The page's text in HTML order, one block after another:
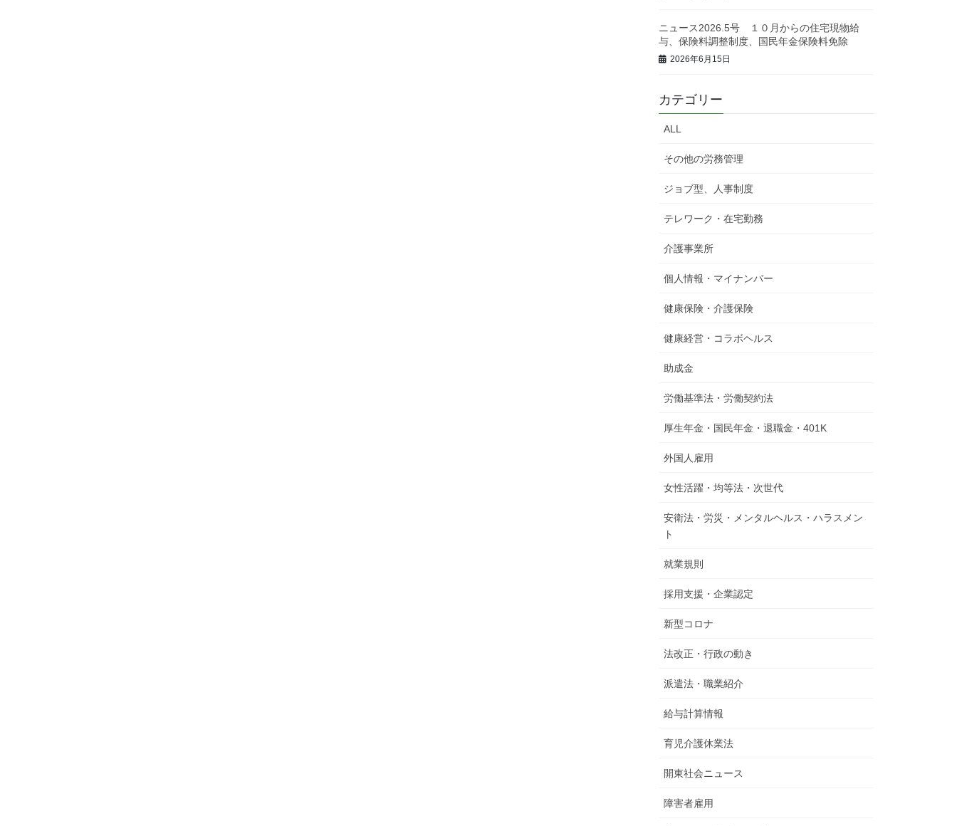
ニュース2026.5号 １０月からの住宅現物給
与、保険料調整制度、国民年金保険料免除
2026年6月15日
カテゴリー
ALL
その他の労務管理
ジョブ型、人事制度
テレワーク・在宅勤務
介護事業所
個人情報・マイナンバー
健康保険・介護保険
健康経営・コラボヘルス
助成金
労働基準法・労働契約法
厚生年金・国民年金・退職金・401K
外国人雇用
女性活躍・均等法・次世代
安衛法・労災・メンタルヘルス・ハラスメン
ト
就業規則
採用支援・企業認定
新型コロナ
法改正・行政の動き
派遣法・職業紹介
給与計算情報
育児介護休業法
開東社会ニュース
障害者雇用